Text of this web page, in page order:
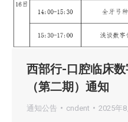
西部行-口腔临床
（第二期）通知
通知公告 cndent 2025年8